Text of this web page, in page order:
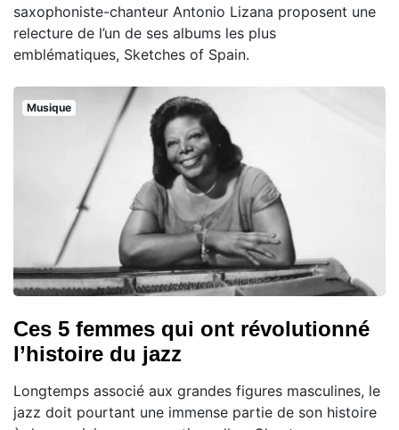
saxophoniste-chanteur Antonio Lizana proposent une
relecture de l’un de ses albums les plus
emblématiques, Sketches of Spain.
Musique
Ces 5 femmes qui ont révolutionné
l’histoire du jazz
Longtemps associé aux grandes figures masculines, le
jazz doit pourtant une immense partie de son histoire